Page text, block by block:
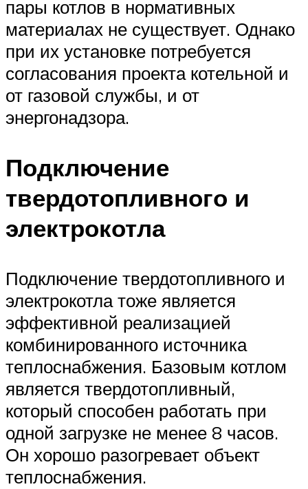
пары котлов в нормативных
материалах не существует. Однако
при их установке потребуется
согласования проекта котельной и
от газовой службы, и от
энергонадзора.
Подключение
твердотопливного и
электрокотла
Подключение твердотопливного и
электрокотла тоже является
эффективной реализацией
комбинированного источника
теплоснабжения. Базовым котлом
является твердотопливный,
который способен работать при
одной загрузке не менее 8 часов.
Он хорошо разогревает объект
теплоснабжения.